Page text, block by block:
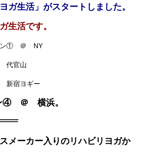
ガ生活」がスタートしました。
生活です。
ン① ＠ NY
官山
宿ヨギー
④ ＠ 横浜。
メーカー入りのリハビリヨガか